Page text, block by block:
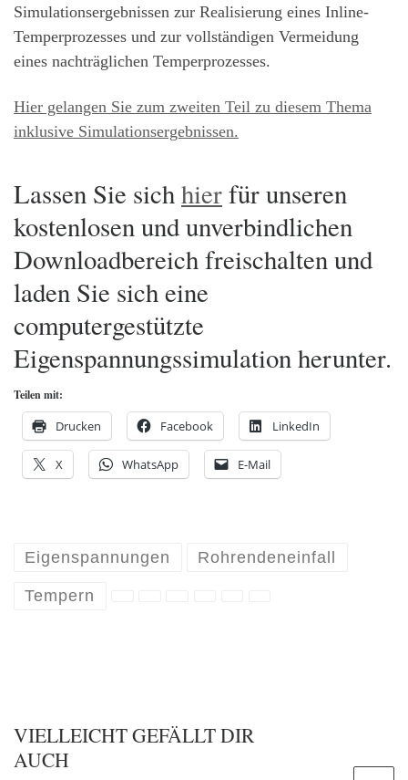
Simulationsergebnissen zur Realisierung eines Inline-
Temperprozesses und zur vollständigen Vermeidung
eines nachträglichen Temperprozesses.
Hier gelangen Sie zum zweiten Teil zu diesem Thema
inklusive Simulationsergebnissen.
Lassen Sie sichhierfür unseren
kostenlosen und unverbindlichen
Downloadbereich freischalten und
laden Sie sich eine
computergestützte
Eigenspannungssimulation herunter.
Teilen mit:
Drucken Facebook LinkedIn
X WhatsApp E-Mail
Eigenspannungen Rohrendeneinfall
Tempern
VIELLEICHT GEFÄLLT DIR
AUCH